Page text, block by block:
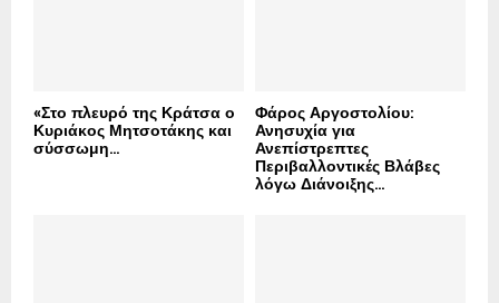
«Στο πλευρό της Κράτσα ο
Κυριάκος Μητσοτάκης και
σύσσωμη...
Φάρος Αργοστολίου:
Ανησυχία για
Ανεπίστρεπτες
Περιβαλλοντικές Βλάβες
λόγω Διάνοιξης...